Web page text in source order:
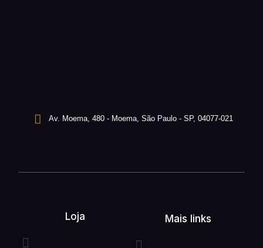
Av. Moema, 480 - Moema, São Paulo - SP, 04077-021
Loja Mais links